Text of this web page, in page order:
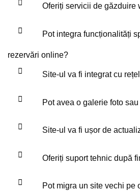
Oferiți servicii de găzduire
Pot integra funcționalități
rezervări online?
Site-ul va fi integrat cu
Pot avea o galerie foto
Site-ul va fi ușor de
Oferiți suport tehnic după
Pot migra un site vechi pe